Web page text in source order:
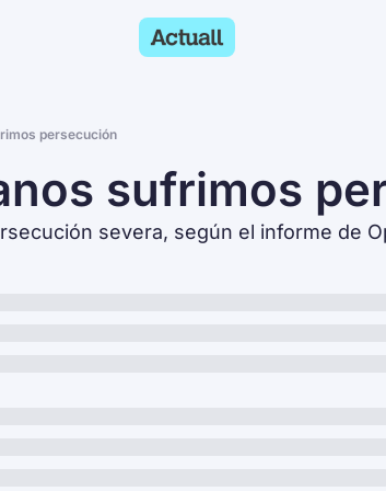
persecución
sufrimos
severa, según el informe de